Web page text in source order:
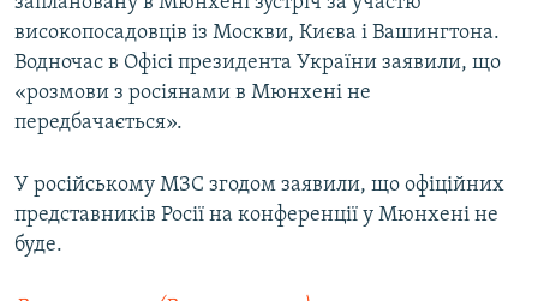
високопосадовців із Москви, Києва і Вашингтона.
Водночас в Офісі президента України заявили, що
«розмови з росіянами в Мюнхені не
передбачається».
У російському МЗС згодом заявили, що офіційних
представників Росії на конференції у Мюнхені не
буде.